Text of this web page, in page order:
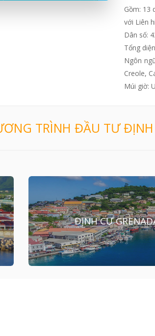
Gồm: 13
với Liên
Dân số:
Tổng
Ngôn
Creole,
Múi giờ:
TRÌNH ĐẦU TƯ ĐỊNH
ĐỊNH CƯ